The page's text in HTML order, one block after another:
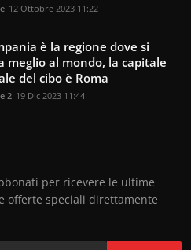
12 Ottobre 2023 11:22
è la regione dove si
meglio al mondo, la capitale
del cibo è Roma
2 19 Dic 2023 11:44
per ricevere le ultime
offerte speciali direttamente